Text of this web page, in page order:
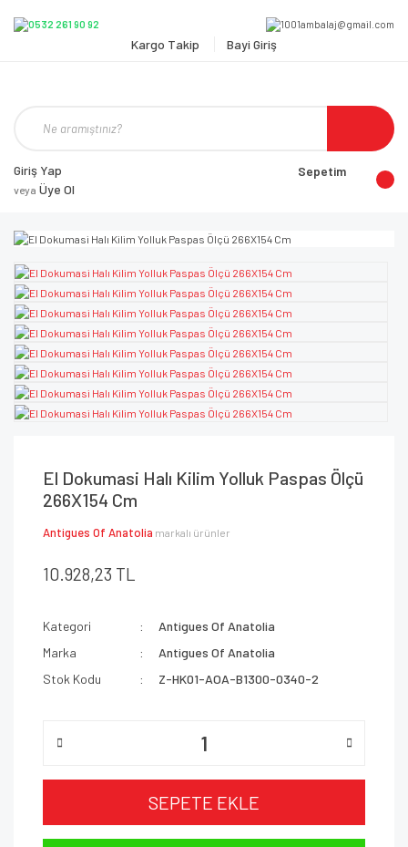
Kargo Takip Bayi Giriş
Giriş Yap
veya Üye Ol
Sepetim
El Dokumasi Halı Kilim Yolluk Paspas Ölçü
266X154 Cm
Antigues Of Anatolia markalı ürünler
10.928,23 TL
Kategori
Antigues Of Anatolia
Marka
Antigues Of Anatolia
Stok Kodu
Z-HK01-AOA-B1300-0340-2
SEPETE EKLE